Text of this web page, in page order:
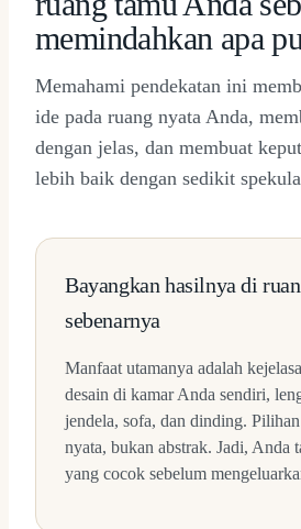
memindahkan apa
Memahami pendekatan ini
ide pada ruang nyata Anda,
dengan jelas, dan membuat
lebih baik dengan sedikit
Bayangkan hasilnya di
sebenarnya
Manfaat utamanya adalah
desain di kamar Anda sendiri,
jendela, sofa, dan dinding.
nyata, bukan abstrak. Jadi, Anda
yang cocok sebelum